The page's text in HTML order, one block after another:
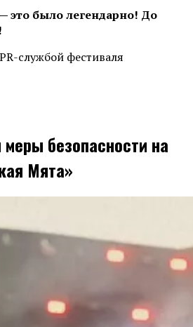
это было легендарно! До
службой фестиваля
безопасности на
Мята»